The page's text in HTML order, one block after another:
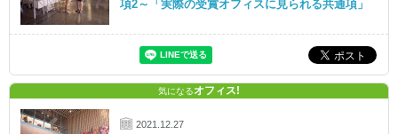
項2～「実際の受賞オフィスに見られる共通項」
気になるオフィス!
2021.12.27